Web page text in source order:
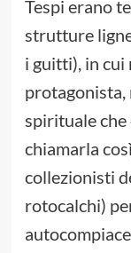
Tespi erano
strutture
i guitti), in cui
protagonista,
spirituale che
chiamarla
collezionisti
rotocalchi)